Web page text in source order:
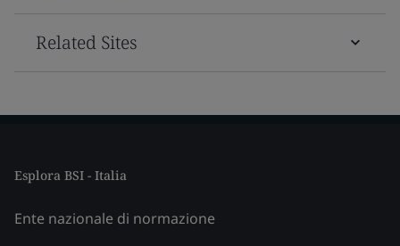
Related Sites
Esplora BSI - Italia
Ente nazionale di normazione